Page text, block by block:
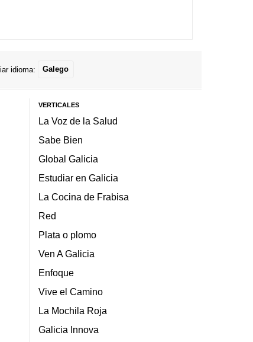
idioma: Galego
VERTICALES
La Voz de la Salud
Sabe Bien
Global Galicia
Estudiar en Galicia
La Cocina de Frabisa
Red
Plata o plomo
Ven A Galicia
Enfoque
Vive el Camino
La Mochila Roja
Galicia Innova